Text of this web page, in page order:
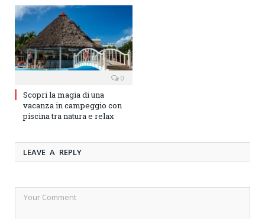
0
Scopri la magia di una
vacanza in campeggio con
piscina tra natura e relax
LEAVE A REPLY